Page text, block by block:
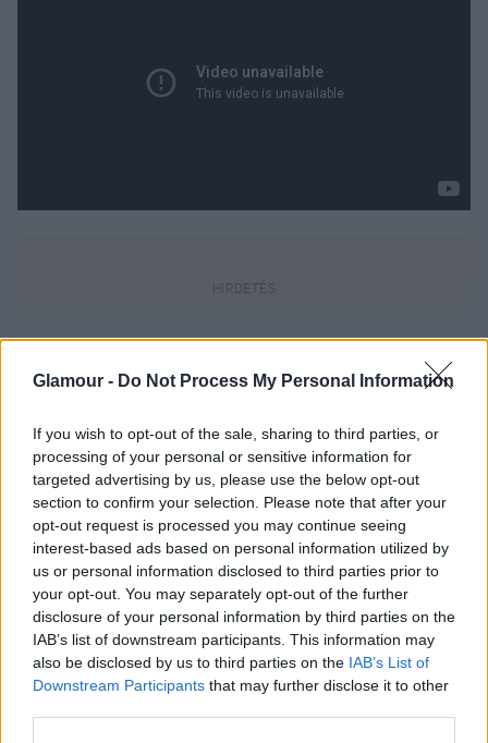
Glamour - Do Not Process My Personal Information
If you wish to opt-out of the sale, sharing to third parties, or
processing of your personal or sensitive information for
targeted advertising by us, please use the below opt-out
section to confirm your selection. Please note that after your
opt-out request is processed you may continue seeing
interest-based ads based on personal information utilized by
us or personal information disclosed to third parties prior to
your opt-out. You may separately opt-out of the further
disclosure of your personal information by third parties on the
IAB’s list of downstream participants. This information may
also be disclosed by us to third parties on the IAB’s List of
Downstream Participants that may further disclose it to other
Luxus bőrápolási élmény
otthon
Kevesen gondolják, hogy a bőrápolási rutinnak más
vonatkozásai is vannak: az, hogy törődsz
önmagaddal, nem csak a külsődön, hanem a
belsődön is pozitív változásokat hoz. Nem véletlen,
hogy a szépségszalonban töltött idő után sokkal
jobb kedvvel távozunk. A bőrápoló ecsetek
segítségével otthon is hasonló kényeztetésben
részesülhetsz, legyen szó az arctisztításról, a
krémek és szérumok, vagy akár egy krémmaszk
felviteléről.